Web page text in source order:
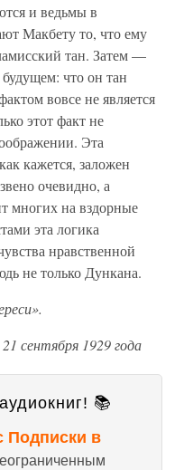
и ведьмы в
Макбету то, что ему
тан. Затем —
что он тан
вовсе не является
этот факт не
Эта
кажется, заложен
очевидно, а
многих на вздорные
эта логика
нравственной
не только Дункана.
сентября 1929 года
📚
Подписки в